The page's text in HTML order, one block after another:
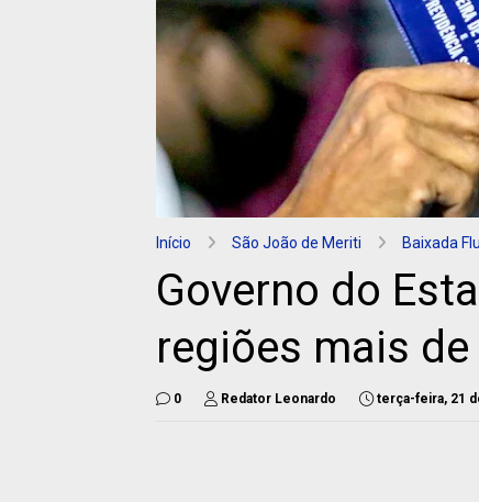
Início São João de Meriti Baixada
Governo do
regiões mais
0 Redator Leonardo terça-feira, 21